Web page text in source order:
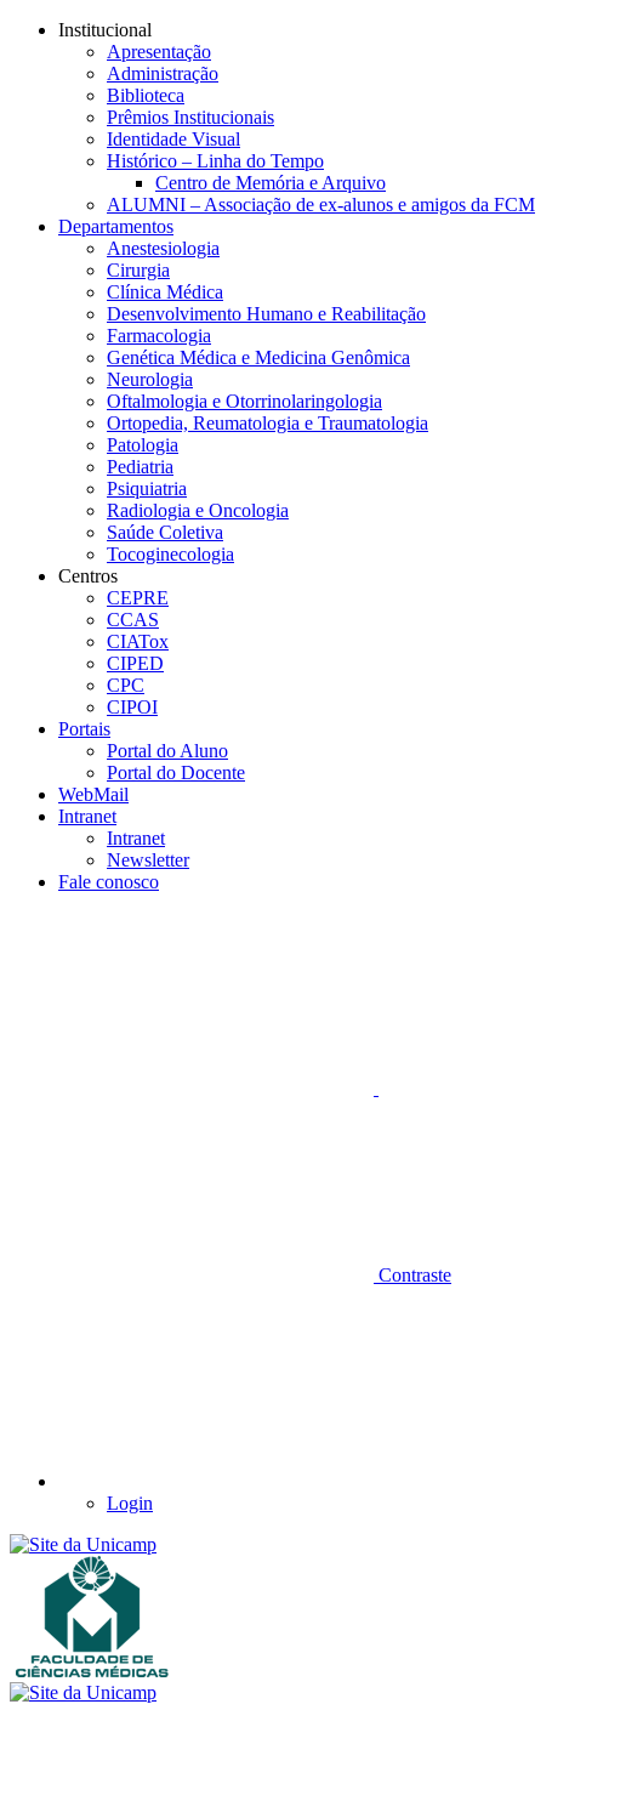
Conteúdo principal
Institucional
Apresentação
Administração
Biblioteca
Prêmios Institucionais
Identidade Visual
Histórico – Linha do Tempo
Centro de Memória e Arquivo
ALUMNI – Associação de ex-alunos e amigos da FCM
Departamentos
Anestesiologia
Cirurgia
Clínica Médica
Desenvolvimento Humano e Reabilitação
Farmacologia
Genética Médica e Medicina Genômica
Neurologia
Oftalmologia e Otorrinolaringologia
Ortopedia, Reumatologia e Traumatologia
Patologia
Pediatria
Psiquiatria
Radiologia e Oncologia
Saúde Coletiva
Tocoginecologia
Centros
CEPRE
CCAS
CIATox
CIPED
CPC
CIPOI
Portais
Portal do Aluno
Portal do Docente
WebMail
Intranet
Intranet
Newsletter
Fale conosco
Contraste
Login